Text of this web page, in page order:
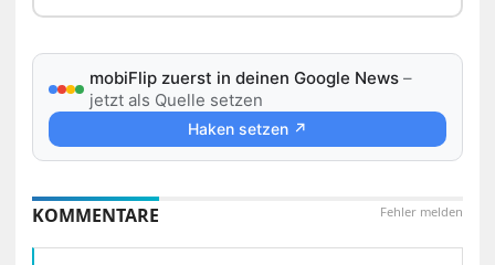
mobiFlip zuerst in deinen Google News –
jetzt als Quelle setzen
Haken setzen ↗
Fehler melden
KOMMENTARE